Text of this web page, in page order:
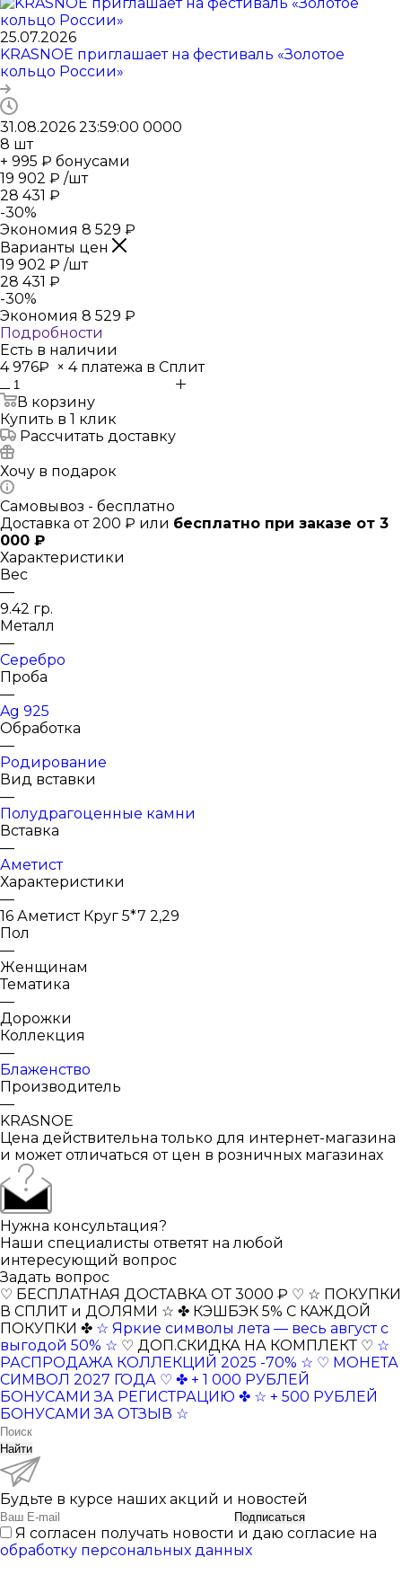
25.07.2026
KRASNOE приглашает на фестиваль «Золотое
кольцо России»
31.08.2026 23:59:00 0000
8 шт
+ 995 ₽ бонусами
19 902 ₽ /шт
28 431 ₽
-30%
Экономия 8 529 ₽
Варианты цен
19 902 ₽ /шт
28 431 ₽
-30%
Экономия 8 529 ₽
Подробности
Есть в наличии
4 976₽ × 4 платежа в Сплит
В корзину
Купить в 1 клик
Рассчитать доставку
Хочу в подарок
Самовывоз - бесплатно
Доставка от 200 ₽ или бесплатно при заказе от 3
000 ₽
Характеристики
Вес
—
9.42 гр.
Металл
—
Серебро
Проба
—
Ag 925
Обработка
—
Родирование
Вид вставки
—
Полудрагоценные камни
Вставка
—
Аметист
Характеристики
—
16 Аметист Круг 5*7 2,29
Пол
—
Женщинам
Тематика
—
Дорожки
Коллекция
—
Блаженство
Производитель
—
KRASNOE
Цена действительна только для интернет-магазина
и может отличаться от цен в розничных магазинах
Нужна консультация?
Наши специалисты ответят на любой
интересующий вопрос
Задать вопрос
♡ БЕСПЛАТНАЯ ДОСТАВКА ОТ 3000 ₽ ♡ ☆ ПОКУПКИ
В СПЛИТ и ДОЛЯМИ ☆ ✤ КЭШБЭК 5% С КАЖДОЙ
ПОКУПКИ ✤ ☆ Яркие символы лета — весь август с
выгодой 50% ☆ ♡ ДОП.СКИДКА НА КОМПЛЕКТ ♡ ☆
РАСПРОДАЖА КОЛЛЕКЦИЙ 2025 -70% ☆ ♡ МОНЕТА
СИМВОЛ 2027 ГОДА ♡ ✤ + 1 000 РУБЛЕЙ
БОНУСАМИ ЗА РЕГИСТРАЦИЮ ✤ ☆ + 500 РУБЛЕЙ
БОНУСАМИ ЗА ОТЗЫВ ☆
Найти
Будьте в курсе наших акций и новостей
Подписаться
Я согласен получать новости и даю согласие на
обработку персональных данных